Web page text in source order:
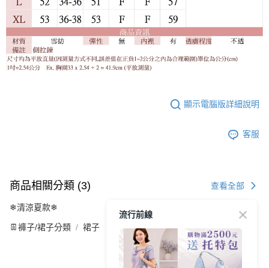
顯示電腦版詳細說明
客服
商品相關分類 (3) 查看全部
❄清涼夏款❄
👖褲子/裙子分類 裙子
流行前線